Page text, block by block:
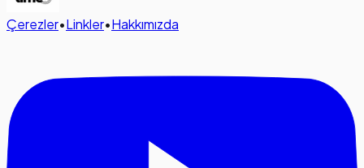
Çerezler•Linkler•Hakkımızda